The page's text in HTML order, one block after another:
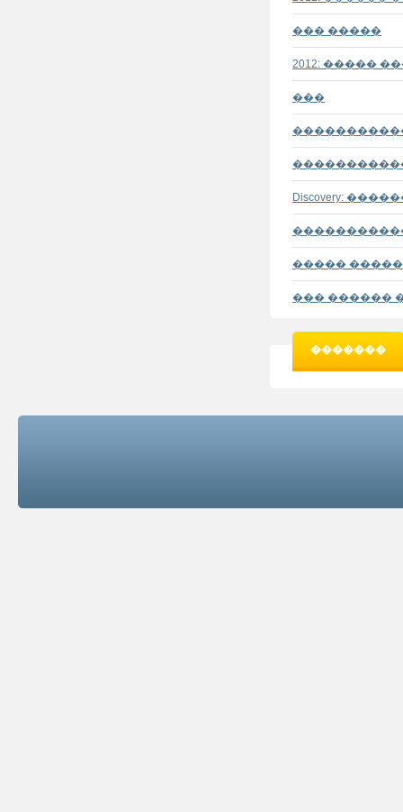
��� �����
2012: �����
���
Discovery:
�����
��� ������
�������